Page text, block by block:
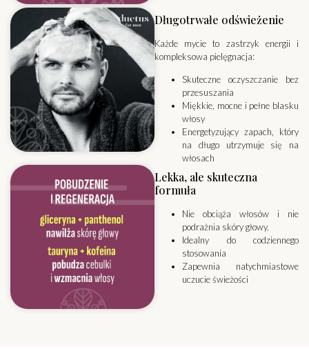
Długotrwałe odświeżenie
Każde mycie to zastrzyk energii i
kompleksowa pielęgnacja:
Skuteczne oczyszczanie bez
przesuszania
Miękkie, mocne i pełne blasku
włosy
Energetyzujący zapach, który
na długo utrzymuje się na
włosach
Lekka, ale skuteczna
formuła
Nie obciąża włosów i nie
podrażnia skóry głowy.
Idealny do codziennego
stosowania
Zapewnia natychmiastowe
uczucie świeżości